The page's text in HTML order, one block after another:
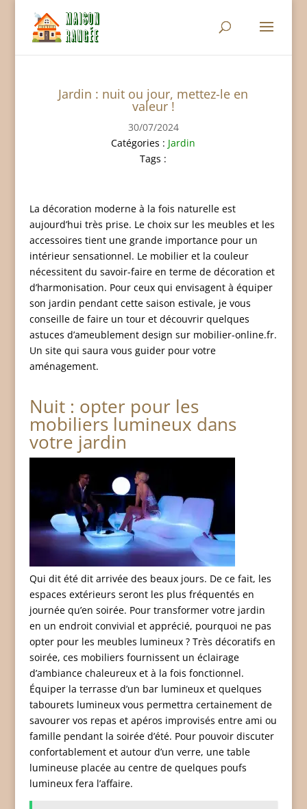
Jardin : nuit ou jour, mettez-le en
valeur !
30/07/2024
Catégories : Jardin
Tags :
La décoration moderne à la fois naturelle est
aujourd’hui très prise. Le choix sur les meubles et les
accessoires tient une grande importance pour un
intérieur sensationnel. Le mobilier et la couleur
nécessitent du savoir-faire en terme de décoration et
d’harmonisation. Pour ceux qui envisagent à équiper
son jardin pendant cette saison estivale, je vous
conseille de faire un tour et découvrir quelques
astuces d’ameublement design sur mobilier-online.fr.
Un site qui saura vous guider pour votre
aménagement.
Nuit : opter pour les
mobiliers lumineux dans
votre jardin
Qui dit été dit arrivée des beaux jours. De ce fait, les
espaces extérieurs seront les plus fréquentés en
journée qu’en soirée. Pour transformer votre jardin
en un endroit convivial et apprécié, pourquoi ne pas
opter pour les meubles lumineux ? Très décoratifs en
soirée, ces mobiliers fournissent un éclairage
d’ambiance chaleureux et à la fois fonctionnel.
Équiper la terrasse d’un bar lumineux et quelques
tabourets lumineux vous permettra certainement de
savourer vos repas et apéros improvisés entre ami ou
famille pendant la soirée d’été. Pour pouvoir discuter
confortablement et autour d’un verre, une table
lumineuse placée au centre de quelques poufs
lumineux fera l’affaire.